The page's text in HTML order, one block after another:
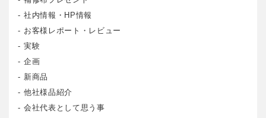
社内情報・HP情報
お客様レポート・レビュー
実験
企画
新商品
他社様品紹介
会社代表として思う事